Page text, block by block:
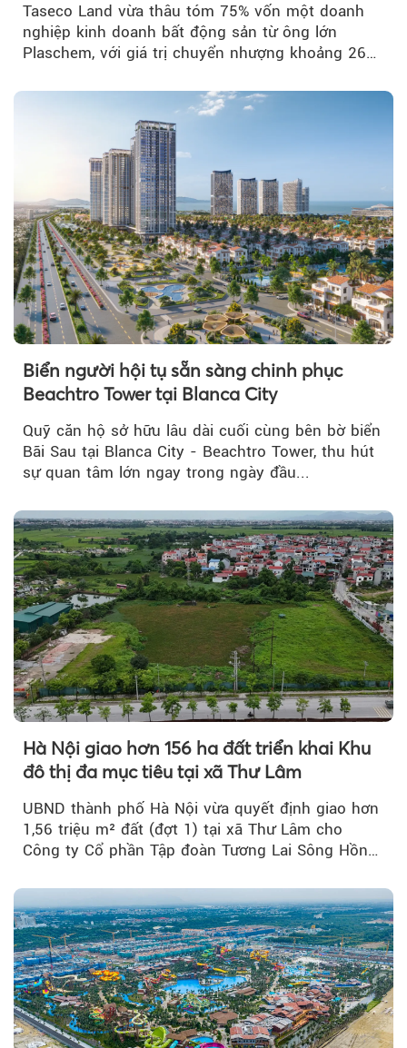
Taseco Land vừa thâu tóm 75% vốn một doanh
nghiệp kinh doanh bất động sản từ ông lớn
Plaschem, với giá trị chuyển nhượng khoảng 262
Biển người hội tụ sẵn sàng chinh phục
Beachtro Tower tại Blanca City
Quỹ căn hộ sở hữu lâu dài cuối cùng bên bờ biển
Bãi Sau tại Blanca City - Beachtro Tower, thu hút
sự quan tâm lớn ngay trong ngày đầu...
Hà Nội giao hơn 156 ha đất triển khai Khu
đô thị đa mục tiêu tại xã Thư Lâm
UBND thành phố Hà Nội vừa quyết định giao hơn
1,56 triệu m² đất (đợt 1) tại xã Thư Lâm cho
Công ty Cổ phần Tập đoàn Tương Lai Sông Hồng